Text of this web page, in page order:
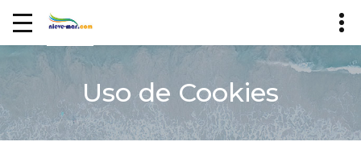
Uso de Cookies